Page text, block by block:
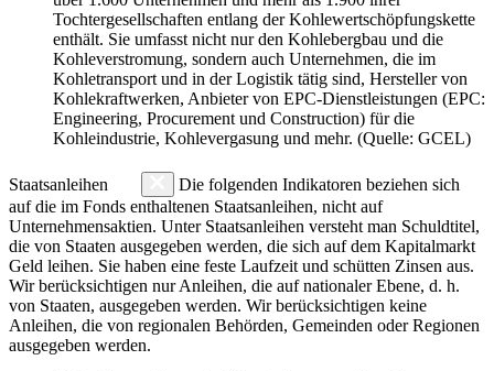
Tochtergesellschaften entlang der Kohlewertschöpfungskette
enthält. Sie umfasst nicht nur den Kohlebergbau und die
Kohleverstromung, sondern auch Unternehmen, die im
Kohletransport und in der Logistik tätig sind, Hersteller von
Kohlekraftwerken, Anbieter von EPC-Dienstleistungen (EPC:
Engineering, Procurement und Construction) für die
Kohleindustrie, Kohlevergasung und mehr. (Quelle: GCEL)
Staatsanleihen
Die folgenden Indikatoren beziehen sich
auf die im Fonds enthaltenen Staatsanleihen, nicht auf
Unternehmensaktien. Unter Staatsanleihen versteht man Schuldtitel,
die von Staaten ausgegeben werden, die sich auf dem Kapitalmarkt
Geld leihen. Sie haben eine feste Laufzeit und schütten Zinsen aus.
Wir berücksichtigen nur Anleihen, die auf nationaler Ebene, d. h.
von Staaten, ausgegeben werden. Wir berücksichtigen keine
Anleihen, die von regionalen Behörden, Gemeinden oder Regionen
ausgegeben werden.